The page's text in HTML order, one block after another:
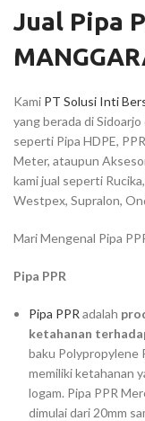
Jual Pipa
Kami PT Solusi Inti
yang berada di
seperti Pipa HDPE,
Meter, ataupun
kami jual seperti
Westpex, Supralon,
Mari Mengenal Pipa
Pipa PPR
Pipa PPR adalah
ketahanan
baku Polypropylene
memiliki ketahanan
logam. Pipa PPR
dimulai dari 20mm